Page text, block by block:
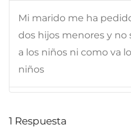
Mi marido me ha
dos hijos menores y no
a los niños ni como va
niños
1 Respuesta